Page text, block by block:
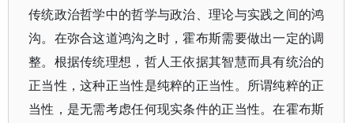
传统政治哲学中的哲学与政治、理论与实践之间的鸿
沟。在弥合这道鸿沟之时，霍布斯需要做出一定的调
整。根据传统理想，哲人王依据其智慧而具有统治的
正当性，这种正当性是纯粹的正当性。所谓纯粹的正
当性，是无需考虑任何现实条件的正当性。在霍布斯